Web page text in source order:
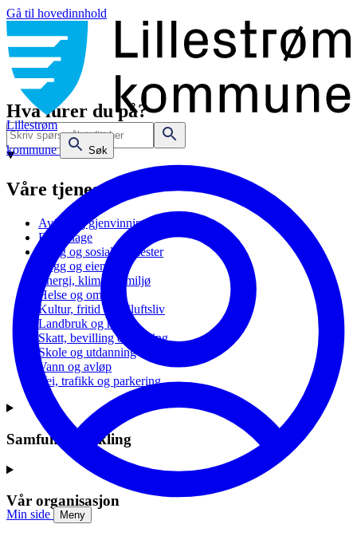
Gå til hovedinnhold
Lillestrøm
kommune
Søk
Min side Meny
Hva lurer du på?
Våre tjenester
Avfall og gjenvinning
Barnehage
Bolig og sosiale tjenester
Bygg og eiendom
Energi, klima og miljø
Helse og omsorg
Kultur, fritid og friluftsliv
Landbruk og natur
Skatt, bevilling og næring
Skole og utdanning
Vann og avløp
Vei, trafikk og parkering
Samfunnsutvikling
Vår organisasjon